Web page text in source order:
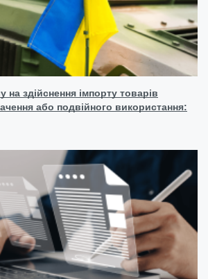
здійснення імпорту товарів
або подвійного використання: